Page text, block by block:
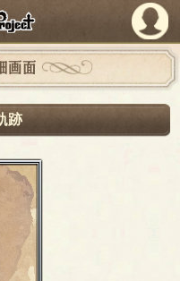
PandoraPartyProject
画面
跡